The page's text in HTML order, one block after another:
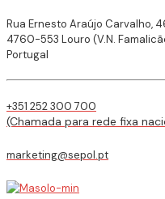
Rua Ernesto Araújo Carvalho,
4760-553 Louro (V.N.
Portugal
+351 252 300 700
(Chamada para rede fixa
marketing@sepol.pt